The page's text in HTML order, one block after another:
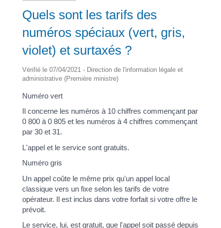
Quels sont les tarifs des
numéros spéciaux (vert, gris,
violet) et surtaxés ?
Vérifié le 07/04/2021 - Direction de l'information légale et
administrative (Première ministre)
Numéro vert
Il concerne les numéros à 10 chiffres commençant par
0 800 à 0 805 et les numéros à 4 chiffres commençant
par 30 et 31.
L'appel et le service sont gratuits.
Numéro gris
Un appel coûte le même prix qu'un appel local
classique vers un fixe selon les tarifs de votre
opérateur. Il est inclus dans votre forfait si votre offre le
prévoit.
Le service, lui, est gratuit, que l'appel soit passé depuis